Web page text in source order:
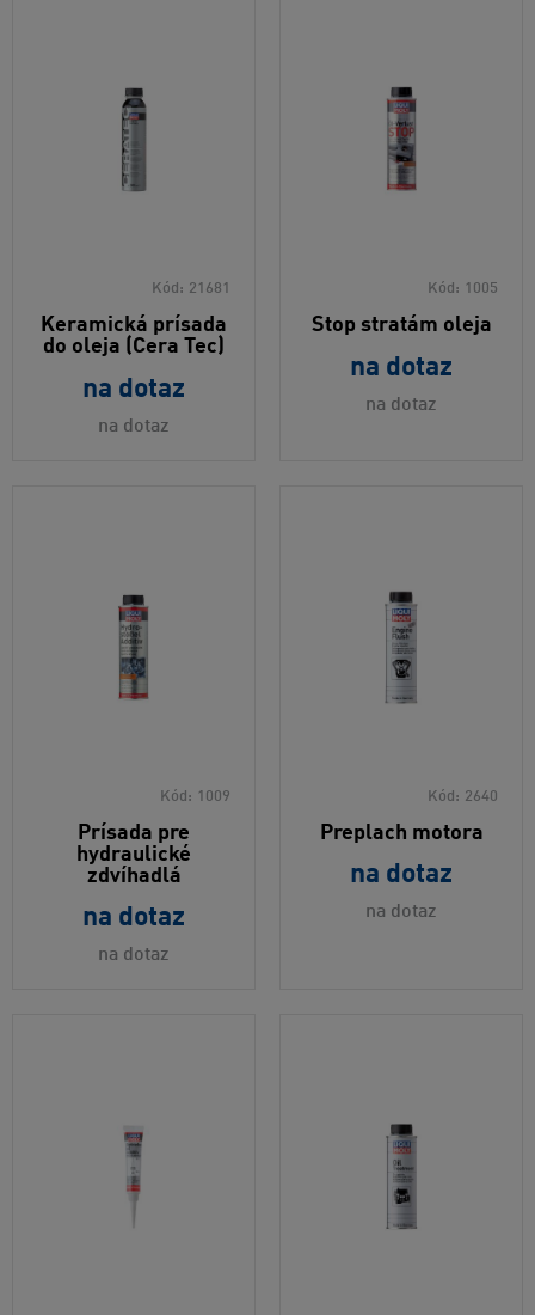
Kód: 21681
Keramická prísada
do oleja (Cera Tec)
na dotaz
na dotaz
Kód: 1005
Stop stratám oleja
na dotaz
na dotaz
Kód: 1009
Prísada pre
hydraulické
zdvíhadlá
na dotaz
na dotaz
Kód: 2640
Preplach motora
na dotaz
na dotaz